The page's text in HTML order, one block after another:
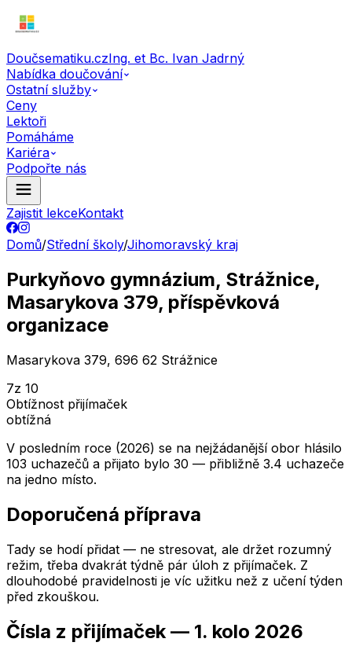
Doučsematiku.czIng. et Bc. Ivan Jadrný
Nabídka doučování
Ostatní služby
Ceny
Lektoři
Pomáháme
Kariéra
Podpořte nás
Zajistit lekceKontakt
Domů/Střední školy/Jihomoravský kraj
Purkyňovo gymnázium, Strážnice,
Masarykova 379, příspěvková
organizace
Masarykova 379, 696 62 Strážnice
7z 10
Obtížnost přijímaček
obtížná
V posledním roce (2026) se na nejžádanější obor hlásilo
103 uchazečů a přijato bylo 30 — přibližně 3.4 uchazeče
na jedno místo.
Doporučená příprava
Tady se hodí přidat — ne stresovat, ale držet rozumný
režim, třeba dvakrát týdně pár úloh z přijímaček. Z
dlouhodobé pravidelnosti je víc užitku než z učení týden
před zkouškou.
Čísla z přijímaček — 1. kolo 2026